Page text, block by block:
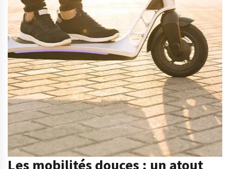
Les mobilités douces : un atout